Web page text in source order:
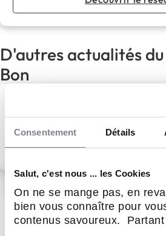
Consentement Détails
Salut, c'est nous ... les Cookies
On ne se mange pas, en
bien vous connaître pour
contenus savoureux.
D'autres actualités
Bon
Franchise Tout &
Besançon,
dépasse ses
première année !
croît plus vite que
l'imaginez